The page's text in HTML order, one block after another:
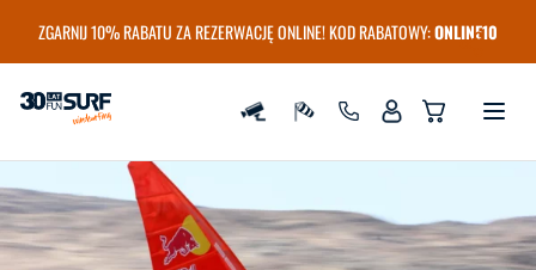
ZGARNIJ 10% RABATU ZA REZERWACJĘ ONLINE! KOD RABATOWY:ONLINE10
Szkoła i wypożyczalnia Windsurfingu FunSurf